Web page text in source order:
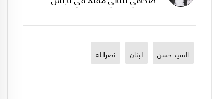
السيد حسن لبنان نصرالله